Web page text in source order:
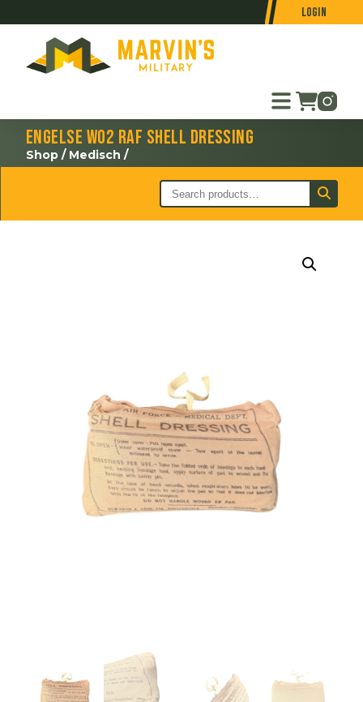
Login
Engelse WO2 RAF Shell Dressing
Shop / Medisch /